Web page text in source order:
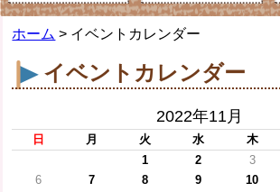
ホーム > イベントカレンダー
イベントカレンダー
2022年11月
日 月 火 水 木
1
2 3
6
7 8 9 10